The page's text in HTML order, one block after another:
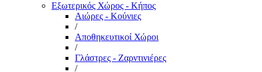
Εξωτερικός Χώρος - Κήπος
Αιώρες - Κούνιες
/
Αποθηκευτικοί Χώροι
/
Γλάστρες - Ζαρντινιέρες
/